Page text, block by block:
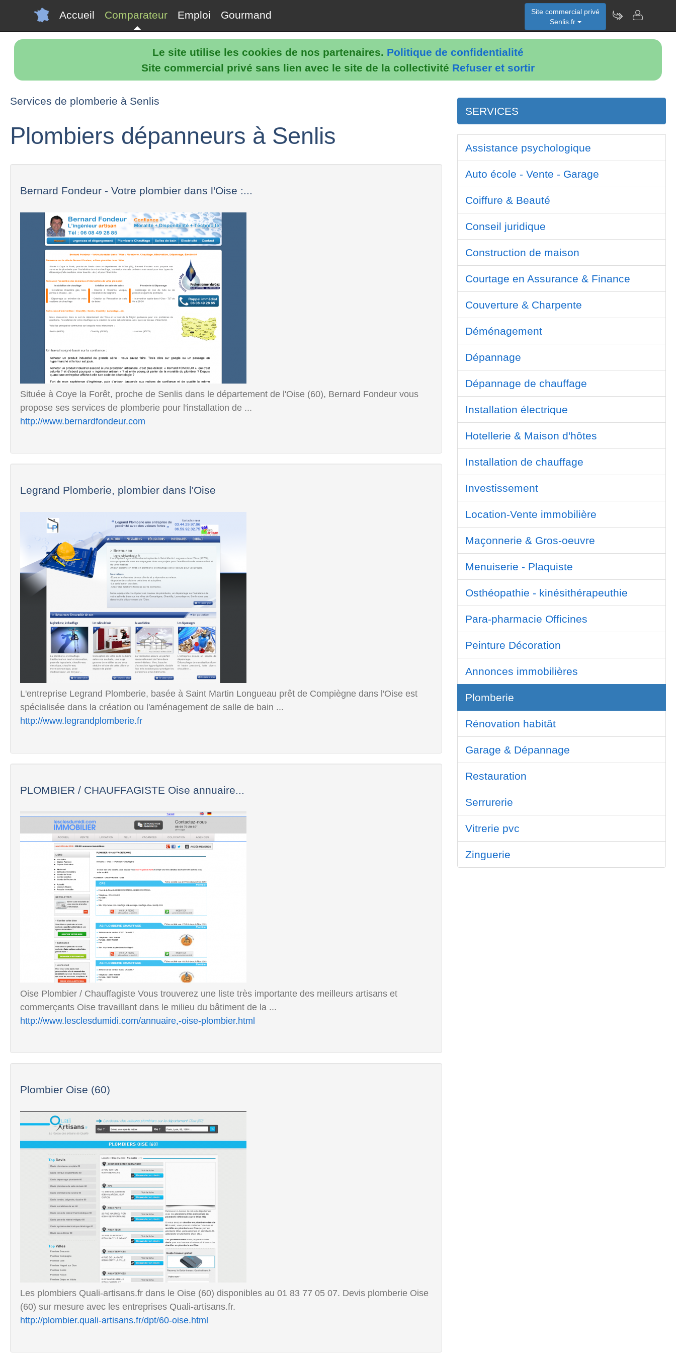
Le site utilise les cookies de nos partenaires. Politique de confidentialité
Site commercial privé sans lien avec le site de la collectivité Refuser et sortir
Accueil Comparateur Emploi Gourmand
Site commercial privé
Senlis.fr
Services de plomberie à Senlis
Plombiers dépanneurs à Senlis
Bernard Fondeur - Votre plombier dans l'Oise :...
Située à Coye la Forêt, proche de Senlis dans le département de l'Oise (60), Bernard Fondeur vous
propose ses services de plomberie pour l'installation de ...
http://www.bernardfondeur.com
Legrand Plomberie, plombier dans l'Oise
L'entreprise Legrand Plomberie, basée à Saint Martin Longueau prêt de Compiègne dans l'Oise est
spécialisée dans la création ou l'aménagement de salle de bain ...
http://www.legrandplomberie.fr
PLOMBIER / CHAUFFAGISTE Oise annuaire...
Oise Plombier / Chauffagiste Vous trouverez une liste très importante des meilleurs artisans et
commerçants Oise travaillant dans le milieu du bâtiment de la ...
http://www.lesclesdumidi.com/annuaire,-oise-plombier.html
Plombier Oise (60)
Les plombiers Quali-artisans.fr dans le Oise (60) disponibles au 01 83 77 05 07. Devis plomberie Oise
(60) sur mesure avec les entreprises Quali-artisans.fr.
http://plombier.quali-artisans.fr/dpt/60-oise.html
SERVICES
Assistance psychologique
Auto école - Vente - Garage
Coiffure & Beauté
Conseil juridique
Construction de maison
Courtage en Assurance & Finance
Couverture & Charpente
Déménagement
Dépannage
Dépannage de chauffage
Installation électrique
Hotellerie & Maison d'hôtes
Installation de chauffage
Investissement
Location-Vente immobilière
Maçonnerie & Gros-oeuvre
Menuiserie - Plaquiste
Osthéopathie - kinésithérapeuthie
Para-pharmacie Officines
Peinture Décoration
Annonces immobilières
Plomberie
Rénovation habitât
Garage & Dépannage
Restauration
Serrurerie
Vitrerie pvc
Zinguerie